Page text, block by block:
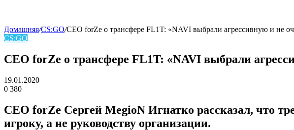
skin
Домашняя/CS:GO/CEO forZe о трансфере FL1T: «NAVI выбрали агрессивную и не
CS:GO
CEO forZe о трансфере FL1T: «NAVI выбрали
19.01.2020
0 380
CEO forZe Сергей MegioN Игнатко рассказал, что
игроку, а не руководству организации.